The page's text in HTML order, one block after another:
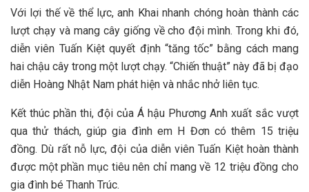
Với lợi thế về thể lực, anh Khai nhanh chóng hoàn thành các
lượt chạy và mang cây giống về cho đội mình. Trong khi đó,
diễn viên Tuấn Kiệt quyết định “tăng tốc” bằng cách mang
hai chậu cây trong một lượt chạy. “Chiến thuật” này đã bị đạo
diễn Hoàng Nhật Nam phát hiện và nhắc nhở liên tục.
Kết thúc phần thi, đội của Á hậu Phương Anh xuất sắc vượt
qua thử thách, giúp gia đình em H Đơn có thêm 15 triệu
đồng. Dù rất nỗ lực, đội của diễn viên Tuấn Kiệt hoàn thành
được một phần mục tiêu nên chỉ mang về 12 triệu đồng cho
gia đình bé Thanh Trúc.